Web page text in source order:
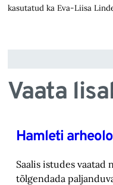
kasutatud ka Eva-Liisa
Vaata
Hamleti
Saalis istudes vaatad
tõlgendada